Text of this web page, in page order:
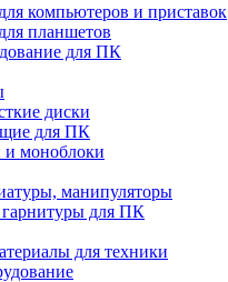
компьютеров и приставок
планшетов
для ПК
диски
для ПК
моноблоки
манипуляторы
для ПК
для техники